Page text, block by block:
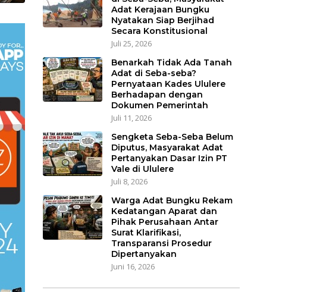
Adat Kerajaan Bungku
Nyatakan Siap Berjihad
Secara Konstitusional
Juli 25, 2026
Benarkah Tidak Ada Tanah
Adat di Seba-seba?
Pernyataan Kades Ululere
Berhadapan dengan
Dokumen Pemerintah
Juli 11, 2026
Sengketa Seba-Seba Belum
Diputus, Masyarakat Adat
Pertanyakan Dasar Izin PT
Vale di Ululere
Juli 8, 2026
Warga Adat Bungku Rekam
Kedatangan Aparat dan
Pihak Perusahaan Antar
Surat Klarifikasi,
Transparansi Prosedur
Dipertanyakan
Juni 16, 2026